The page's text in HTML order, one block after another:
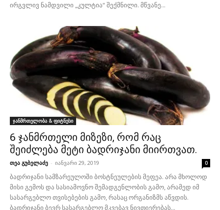
ირგვლივ ნამდვილი „კულტია“ შექმნილი. მწვანე...
ჯანმრთელობა & ფიტნესი
6 ჯანმრთელი მიზეზი, რომ რაც
შეიძლება მეტი ბადრიჯანი მიირთვათ.
თეა გუბელაძე - იანვარი 29, 2019 0
ბადრიჯანი სამზარეულოში ბოსტნეულების მეფეა. არა მხოლოდ
მისი გემოს და სასიამოვნო შემადგენლობის გამო, არამედ იმ
სასარგებლო თვისებების გამო, რასაც ორგანიზმს აწვდის.
ბადრიჯანი ბევრ სასარგებლო მკვებავ ნივთიერებას...